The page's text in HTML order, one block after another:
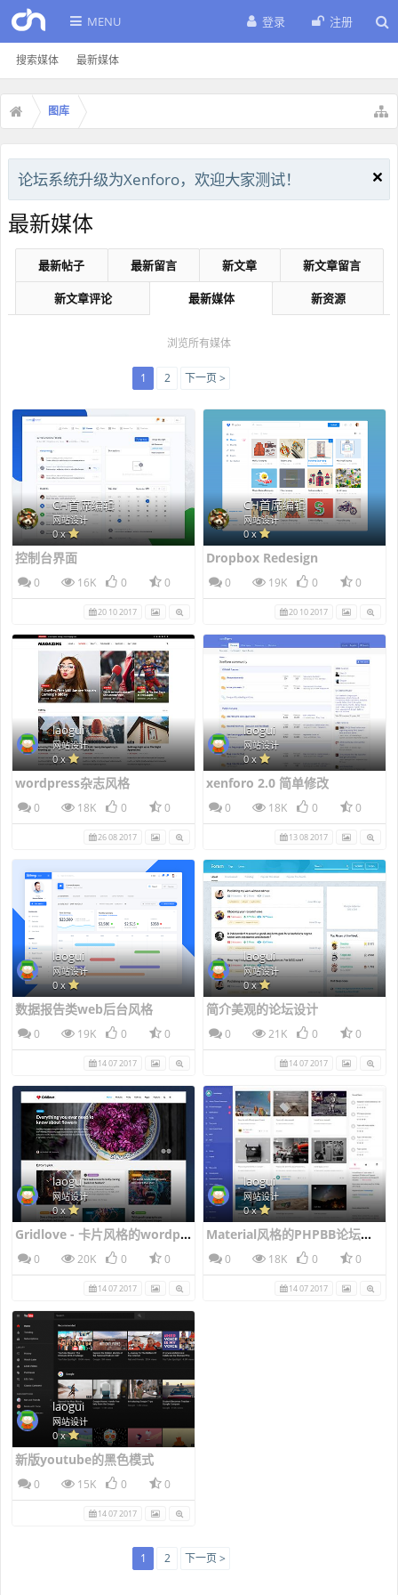
MENU
搜索媒体 最新媒体
登录 注册
图库
论坛系统升级为Xenforo，欢迎大家测试！
最新媒体
最新帖子 最新留言 新文章 新文章留言
新文章评论 最新媒体 新资源
浏览所有媒体
1 2 下一页 >
CH首席编辑
网站设计
0 x
控制台界面
0 16K 0 0
20 10 2017
CH首席编辑
网站设计
0 x
Dropbox Redesign
0 19K 0 0
20 10 2017
laogui
网站设计
0 x
wordpress杂志风格
0 18K 0 0
26 08 2017
laogui
网站设计
0 x
xenforo 2.0 简单修改
0 18K 0 0
13 08 2017
laogui
网站设计
0 x
数据报告类web后台风格
0 19K 0 0
14 07 2017
laogui
网站设计
0 x
简介美观的论坛设计
0 21K 0 0
14 07 2017
laogui
网站设计
0 x
Gridlove - 卡片风格的wordpress新闻主题风格
0 20K 0 0
14 07 2017
laogui
网站设计
0 x
Material风格的PHPBB论坛风格
0 18K 0 0
14 07 2017
laogui
网站设计
0 x
新版youtube的黑色模式
0 15K 0 0
14 07 2017
1 2 下一页 >